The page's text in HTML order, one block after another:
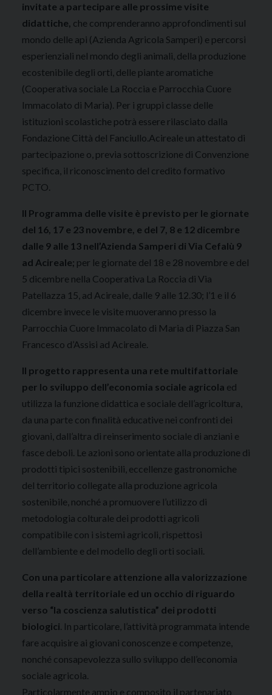
invitate a partecipare alle prossime visite
didattiche, che comprenderanno approfondimenti sul
mondo delle api (Azienda Agricola Samperi) e percorsi
esperienziali nel mondo degli animali, della produzione
ecostenibile degli orti, delle piante aromatiche
(Cooperativa sociale La Roccia e Parrocchia Cuore
Immacolato di Maria). Per i gruppi classe delle
istituzioni scolastiche potrà essere rilasciato dalla
Fondazione Città del Fanciullo.Acireale un attestato di
partecipazione o, previa sottoscrizione di Convenzione
specifica, il riconoscimento del credito formativo
PCTO.
Il Programma delle visite è previsto per le giornate
del 16, 17 e 23 novembre, e del 7, 8 e 12 dicembre
dalle 9 alle 13 nell’Azienda Samperi di Via Cefalù 9
ad Acireale; per le giornate del 18 e 28 novembre e del
5 dicembre nella Cooperativa La Roccia di Via
Patellazza 15, ad Acireale, dalle 9 alle 12.30; l’1 e il 6
dicembre invece le visite muoveranno presso la
Parrocchia Cuore Immacolato di Maria di Piazza San
Francesco d’Assisi ad Acireale.
Il progetto rappresenta una rete multifattoriale
per lo sviluppo dell’economia sociale agricola ed
utilizza la funzione didattica e sociale dell’agricoltura,
da una parte con finalità educative nei confronti dei
giovani, dall’altra di reinserimento sociale di anziani e
fasce deboli. Le azioni sono orientate alla produzione di
prodotti tipici sostenibili, eccellenze gastronomiche
del territorio collegate alla produzione agricola
sostenibile, nonché a promuovere l’utilizzo di
metodologia colturale dei prodotti agricoli
compatibile con i sistemi agricoli, rispettosi
dell’ambiente e del modello degli orti sociali.
Con una particolare attenzione alla valorizzazione
della realtà territoriale ed un occhio di riguardo
verso “la coscienza salutistica” dei prodotti
biologici. In particolare, l’attività programmata intende
fare acquisire ai giovani conoscenze e competenze,
nonché consapevolezza sullo sviluppo dell’economia
sociale agricola.
Particolarmente ampio e composito il partenariato